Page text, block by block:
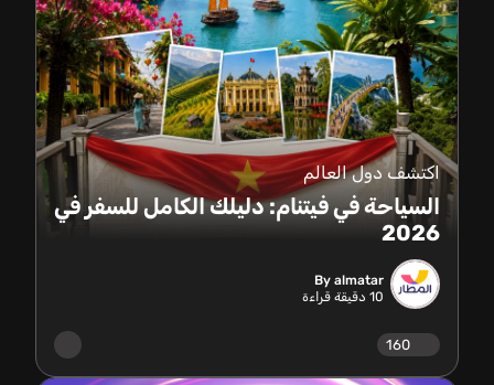
اكتشف دول العالم
السياحة في فيتنام: دليلك الكامل للسفر في
2026
By almatar
10 دقيقة قراءة
160